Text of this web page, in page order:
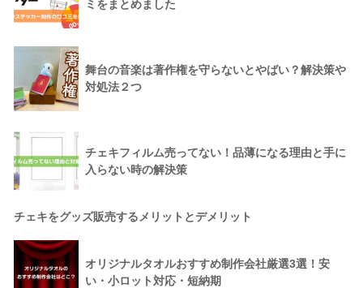
ミをまとめました
舞台の音楽は著作権を守らないとやばい？解決策や
対処法２つ
チェキフィルム売ってない！品薄になる理由と手に
入らない時の解決策
チェキをグッズ販売するメリットとデメリット
オリジナルタオルおすすめ制作会社厳選3選！安
い・小ロット対応・短納期